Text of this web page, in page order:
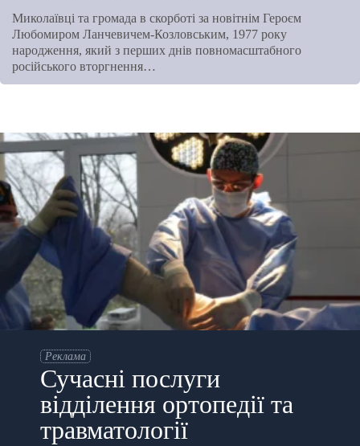
Миколаївці та громада в скорботі за новітнім Героєм
Любомиром Ланчевичем-Козловським, 1977 року
народження, який з перших днів повномасштабного
російського вторгнення…
Реклама
Сучасні послуги
відділення ортопедії та
травматології